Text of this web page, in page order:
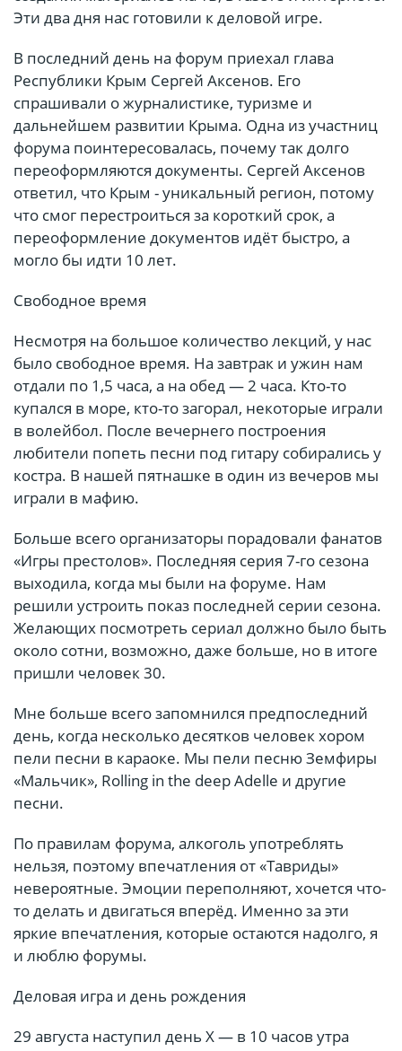
Эти два дня нас готовили к деловой игре.
В последний день на форум приехал глава
Республики Крым Сергей Аксенов. Его
спрашивали о журналистике, туризме и
дальнейшем развитии Крыма. Одна из участниц
форума поинтересовалась, почему так долго
переоформляются документы. Сергей Аксенов
ответил, что Крым - уникальный регион, потому
что смог перестроиться за короткий срок, а
переоформление документов идёт быстро, а
могло бы идти 10 лет.
Свободное время
Несмотря на большое количество лекций, у нас
было свободное время. На завтрак и ужин нам
отдали по 1,5 часа, а на обед — 2 часа. Кто-то
купался в море, кто-то загорал, некоторые играли
в волейбол. После вечернего построения
любители попеть песни под гитару собирались у
костра. В нашей пятнашке в один из вечеров мы
играли в мафию.
Больше всего организаторы порадовали фанатов
«Игры престолов». Последняя серия 7-го сезона
выходила, когда мы были на форуме. Нам
решили устроить показ последней серии сезона.
Желающих посмотреть сериал должно было быть
около сотни, возможно, даже больше, но в итоге
пришли человек 30.
Мне больше всего запомнился предпоследний
день, когда несколько десятков человек хором
пели песни в караоке. Мы пели песню Земфиры
«Мальчик», Rolling in the deep Adelle и другие
песни.
По правилам форума, алкоголь употреблять
нельзя, поэтому впечатления от «Тавриды»
невероятные. Эмоции переполняют, хочется что-
то делать и двигаться вперёд. Именно за эти
яркие впечатления, которые остаются надолго, я
и люблю форумы.
Деловая игра и день рождения
29 августа наступил день Х — в 10 часов утра